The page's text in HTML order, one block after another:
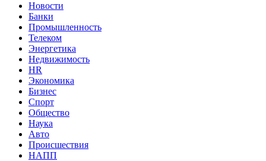
Новости
Банки
Промышленность
Телеком
Энергетика
Недвижимость
HR
Экономика
Бизнес
Спорт
Общество
Наука
Авто
Происшествия
НАПП